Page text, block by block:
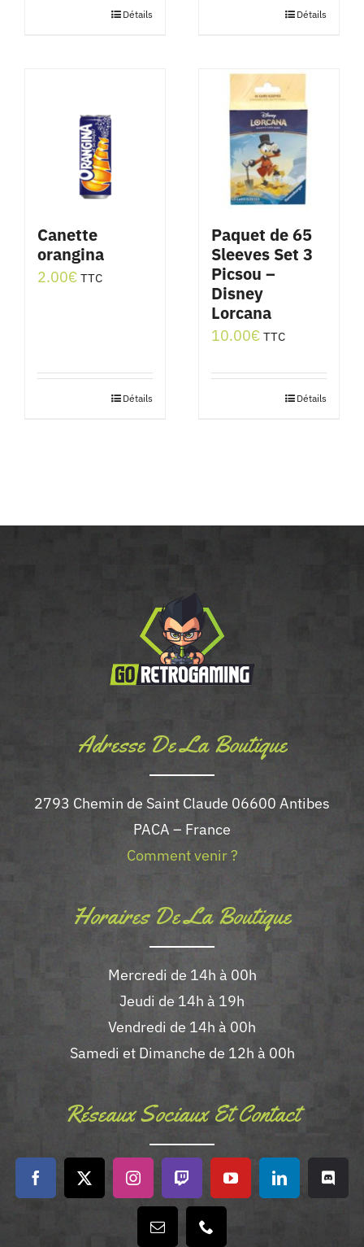
Détails Détails
Canette
orangina
2.00€ TTC
Détails
Paquet de 65
Sleeves Set 3
Picsou –
Disney
Lorcana
10.00€ TTC
Détails
Adresse De La Boutique
2793 Chemin de Saint Claude 06600 Antibes
PACA – France
Comment venir ?
Horaires De La Boutique
Mercredi de 14h à 00h
Jeudi de 14h à 19h
Vendredi de 14h à 00h
Samedi et Dimanche de 12h à 00h
Réseaux Sociaux Et Contact